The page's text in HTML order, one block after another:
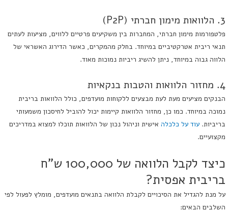
3. הלוואות מימון חברתי (P2P)
פלטפורמות מימון חברתי, המחברות בין משקיעים פרטיים ללווים, מציעות לעתים
תנאי ריבית אטרקטיביים במיוחד. בחלק מהמקרים, כאשר הדירוג האשראי של
הלווה גבוה במיוחד, ניתן להשיג ריביות נמוכות מאוד.
4. מחזור הלוואות והטבות בנקאיות
הבנקים מציעים מעת לעת מבצעים ללקוחות מועדפים, כולל הלוואות בריבית
נמוכה במיוחד. כמו כן, מחזור הלוואות קיימות יכול להוביל לחיסכון משמעותי
בריביות. עוד על כלכלה אישית וניהול נכון של הלוואות תוכלו למצוא במדריכים
מקצועיים.
כיצד לקבל הלוואה של 100,000 ש"ח
בריבית אפסית?
על מנת להגדיל את הסיכויים לקבלת הלוואה בתנאים מועדפים, מומלץ לפעול לפי
השלבים הבאים: